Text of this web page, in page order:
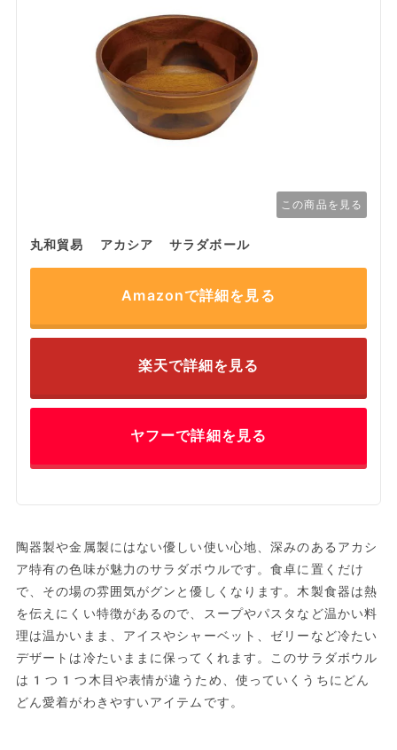
この商品を見る
丸和貿易 アカシア サラダボール
Amazonで詳細を見る
楽天で詳細を見る
ヤフーで詳細を見る
陶器製や金属製にはない優しい使い心地、深みのあるアカシ
ア特有の色味が魅力のサラダボウルです。食卓に置くだけ
で、その場の雰囲気がグンと優しくなります。木製食器は熱
を伝えにくい特徴があるので、スープやパスタなど温かい料
理は温かいまま、アイスやシャーベット、ゼリーなど冷たい
デザートは冷たいままに保ってくれます。このサラダボウル
は1つ1つ木目や表情が違うため、使っていくうちにどん
どん愛着がわきやすいアイテムです。